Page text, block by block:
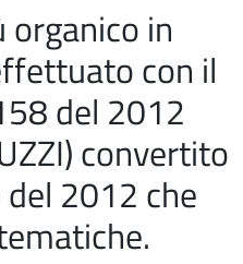
in
con il
del 2012
convertito
2012 che
.